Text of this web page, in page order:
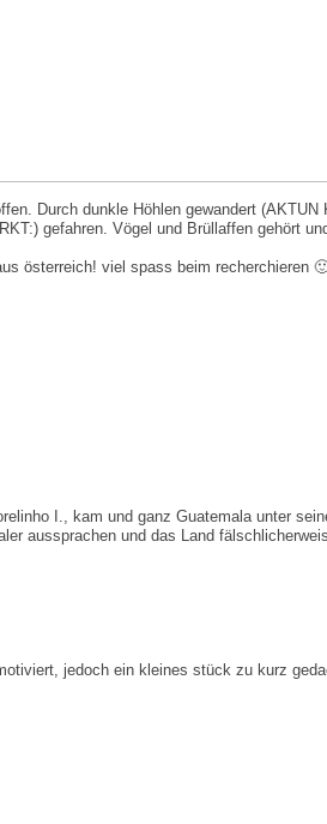
Durch dunkle Höhlen gewandert
gefahren. Vögel und Brüllaffen gehört
österreich! viel spass beim recherchieren
I., kam und ganz Guatemala unter
aussprachen und das Land
jedoch ein kleines stück zu kurz